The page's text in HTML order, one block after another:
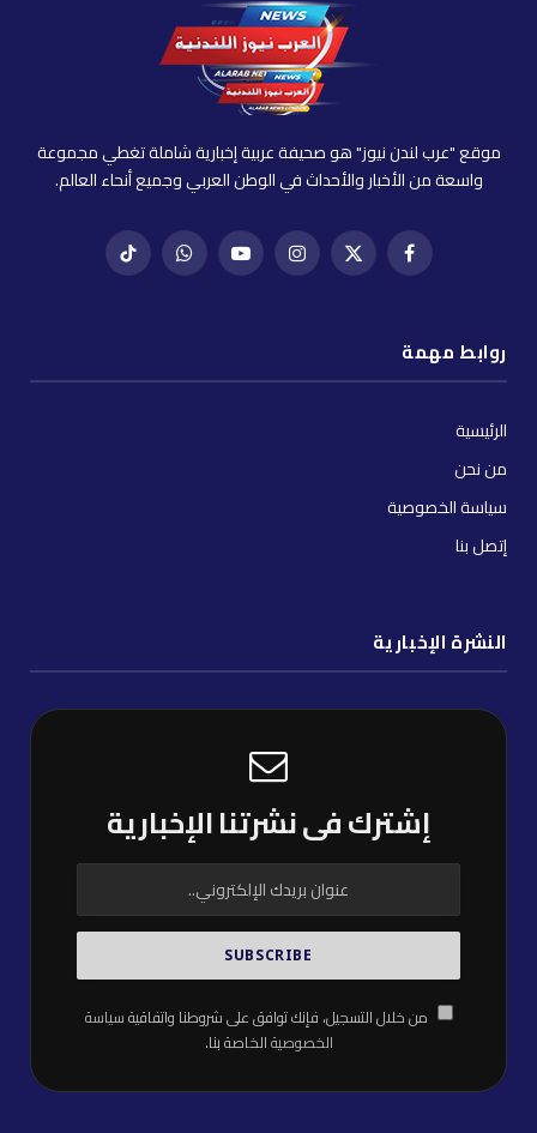
موقع "عرب لندن نيوز" هو صحيفة عربية إخبارية شاملة تغطي مجموعة
واسعة من الأخبار والأحداث في الوطن العربي وجميع أنحاء العالم.
فيسبوكX
إنستغراميوتيوب واتساب تيك
روابط مهمة
الرئيسية
من نحن
سياسة الخصوصية
إتصل بنا
النشرة الإخبارية
إشترك فى نشرتنا الإخبارية
من خلال التسجيل، فإنك توافق على شروطنا واتفاقيةسياسة
الخصوصيةالخاصة بنا.